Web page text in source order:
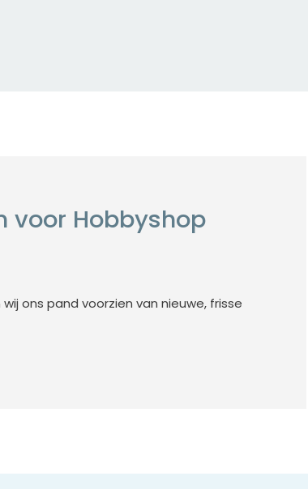
voor Hobbyshop
ons pand voorzien van nieuwe, frisse